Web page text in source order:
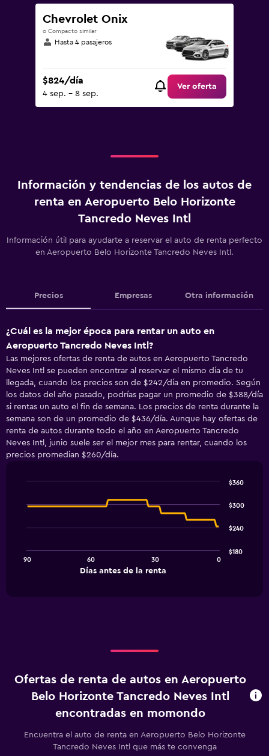
Chevrolet Onix
o Compacto similar
Hasta 4 pasajeros
$824/día
4 sep. - 8 sep.
Ver oferta
Información y tendencias de los autos de
renta en Aeropuerto Belo Horizonte
Tancredo Neves Intl
Información útil para ayudarte a reservar el auto de renta perfecto
en Aeropuerto Belo Horizonte Tancredo Neves Intl.
Precios Empresas Otra información
¿Cuál es la mejor época para rentar un auto en
Aeropuerto Tancredo Neves Intl?
Las mejores ofertas de renta de autos en Aeropuerto Tancredo
Neves Intl se pueden encontrar al reservar el mismo día de tu
llegada, cuando los precios son de $242/día en promedio. Según
los datos del año pasado, podrías pagar un promedio de $388/día
si rentas un auto el fin de semana. Los precios de renta durante la
semana son de un promedio de $436/día. Aunque hay ofertas de
renta de autos durante todo el año en Aeropuerto Tancredo
Neves Intl, junio suele ser el mejor mes para rentar, cuando los
precios promedian $260/día.
chart
The
la
renta.
Range:
The
Días antes de la renta
90 60 30 0
$180
$240
$300
$360
Ofertas de renta de autos en Aeropuerto
Belo Horizonte Tancredo Neves Intl
encontradas en momondo
Encuentra el auto de renta en Aeropuerto Belo Horizonte
Tancredo Neves Intl que más te convenga